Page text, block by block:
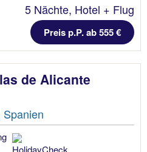
5 Nächte, Hotel + Flug
Preis p.P. ab 555 €
de Alicante